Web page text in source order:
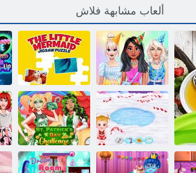
ألعاب مشابهة فلاش
ﺓﺮﻴﻐﺼﻟﺍ ﺮﺤﺒﻟﺍ
ﺔﻳﺭﻮﺣ ﺔﻋﻮﻄﻘﻤﻟﺍ
ﺭﻮﺼﻟﺍ ﺔﻴﺠﺣﺃ
ﻞﻴﺘﺳﺎﺒﻟﺍ ﺏﺰﺣ
ﺕﺎﺒﻴﺗﺮﺗ ﺔﻠﻴﻤﺟ